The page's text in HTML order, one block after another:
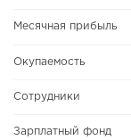
Месячная прибыль
Окупаемость
Сотрудники
Зарплатный фонд